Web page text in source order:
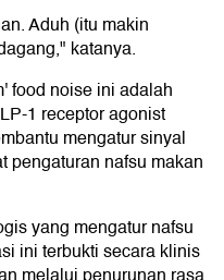
Aduh (itu makin
katanya.
food noise ini adalah
1 receptor agonist
mengatur sinyal
pengaturan nafsu makan
yang mengatur nafsu
ini terbukti secara klinis